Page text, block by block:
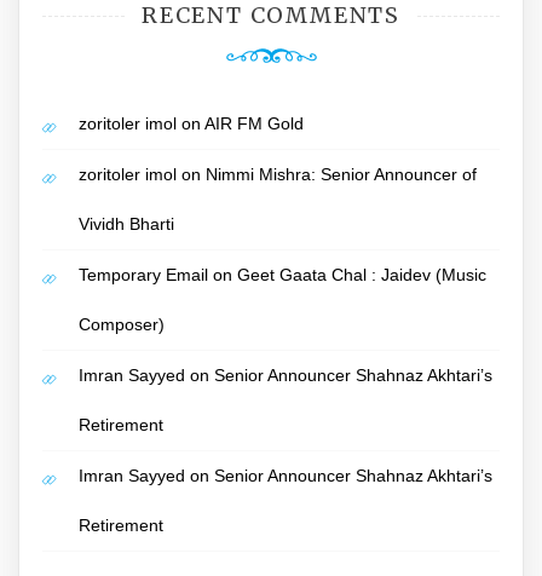
RECENT COMMENTS
zoritoler imol on AIR FM Gold
zoritoler imol on Nimmi Mishra: Senior Announcer of
Vividh Bharti
Temporary Email on Geet Gaata Chal : Jaidev (Music
Composer)
Imran Sayyed on Senior Announcer Shahnaz Akhtari’s
Retirement
Imran Sayyed on Senior Announcer Shahnaz Akhtari’s
Retirement